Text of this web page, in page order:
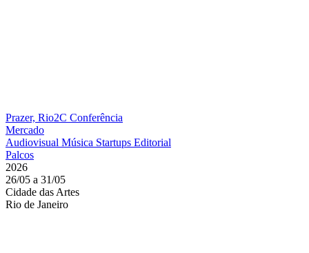
Prazer, Rio2C Conferência
Mercado
Audiovisual Música Startups Editorial
Palcos
2026
26/05 a 31/05
Cidade das Artes
Rio de Janeiro